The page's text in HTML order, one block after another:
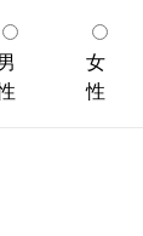
女
性